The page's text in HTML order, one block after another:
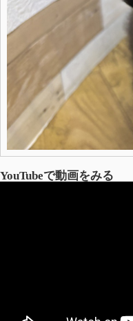
YouTubeで動画をみる